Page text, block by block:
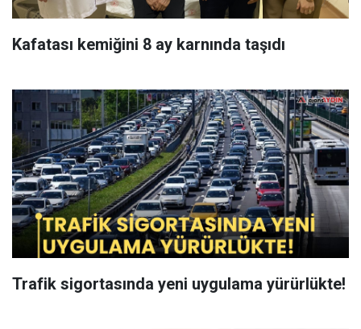
Kafatası kemiğini 8 ay karnında taşıdı
Trafik sigortasında yeni uygulama yürürlükte!